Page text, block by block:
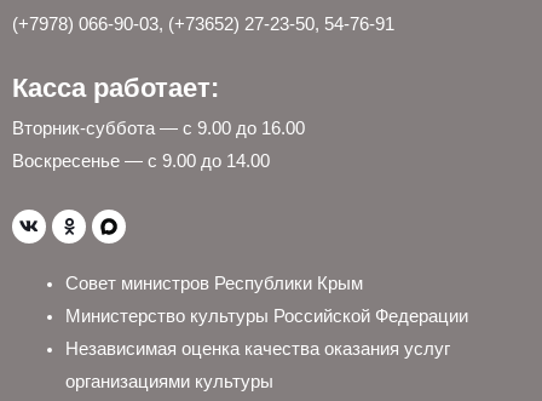
(+7978) 066-90-03, (+73652) 27-23-50, 54-76-91
Касса работает:
Вторник-суббота — с 9.00 до 16.00
Воскресенье — с 9.00 до 14.00
Совет министров Республики Крым
Министерство культуры Российской Федерации
Независимая оценка качества оказания услуг
организациями культуры